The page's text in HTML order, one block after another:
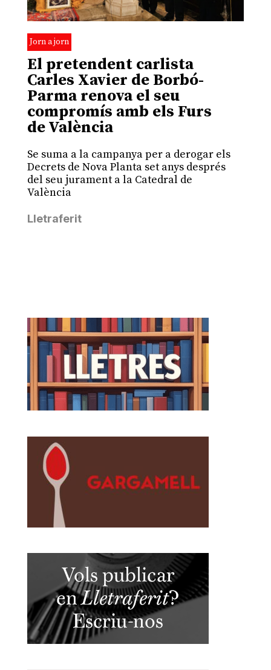
Jorn a jorn
El pretendent carlista
Carles Xavier de Borbó-
Parma renova el seu
compromís amb els Furs
de València
Se suma a la campanya per a derogar els
Decrets de Nova Planta set anys després
del seu jurament a la Catedral de
València
Lletraferit